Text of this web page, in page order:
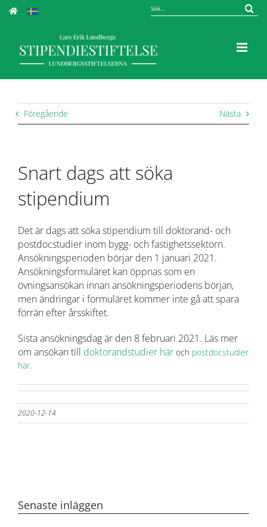
Fortsätt
Sök
Föregående Nästa
Snart dags att söka
stipendium
Det är dags att söka stipendium till doktorand- och
postdocstudier inom bygg- och fastighetssektorn.
Ansökningsperioden börjar den 1 januari 2021.
Ansökningsformuläret kan öppnas som en
övningsansökan innan ansökningsperiodens början,
men ändringar i formuläret kommer inte gå att spara
förrän efter årsskiftet.
Sista ansökningsdag är den 8 februari 2021. Läs mer
om ansökan till doktorandstudier här och postdocstudier
här.
2020-12-14
Senaste inläggen